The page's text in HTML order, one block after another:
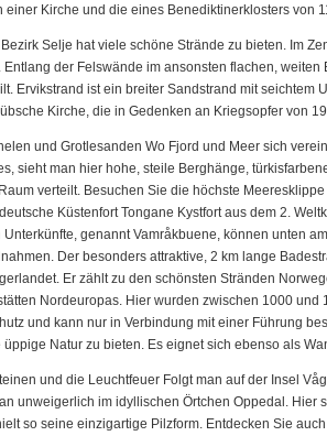
Kirche und die eines Benediktinerklosters von
Selje hat viele schöne Strände zu bieten. Im
der Felswände im ansonsten flachen,
Ervikstrand ist ein breiter Sandstrand mit seichtem
Kirche, die in Gedenken an Kriegsopfer von
und Grotlesanden Wo Fjord und Meer sich
sieht man hier hohe, steile Berghänge,
verteilt. Besuchen Sie die höchste
Küstenfort Tongane Kystfort aus dem 2.
genannt Vamråkbuene, können unten
Der besonders attraktive, 2 km lange
Er zählt zu den schönsten Stränden
Nordeuropas. Hier wurden zwischen 1000
und kann nur in Verbindung mit einer Führung
Natur zu bieten. Es eignet sich ebenso als
und die Leuchtfeuer Folgt man auf der Insel
unweigerlich im idyllischen Örtchen Oppedal.
so seine einzigartige Pilzform. Entdecken Sie